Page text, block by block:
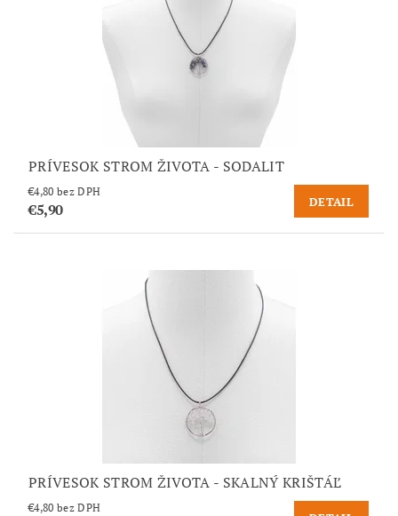
PRÍVESOK STROM ŽIVOTA - SODALIT
€4,80 bez DPH
€5,90 DETAIL
PRÍVESOK STROM ŽIVOTA - SKALNÝ KRIŠTÁĽ
€4,80 bez DPH